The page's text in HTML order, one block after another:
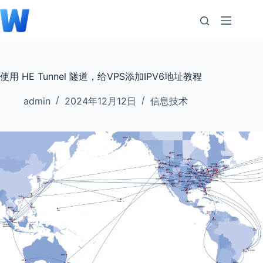
至
内
使用 HE Tunnel 隧道，给VPS添加IPV6地址教程
admin 2024年12月12日 信息技术